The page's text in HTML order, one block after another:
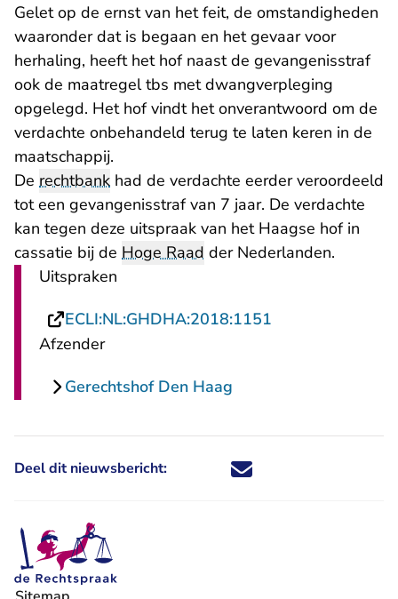
Gelet op de ernst van het feit, de omstandigheden
waaronder dat is begaan en het gevaar voor
herhaling, heeft het hof naast de gevangenisstraf
ook de maatregel tbs met dwangverpleging
opgelegd. Het hof vindt het onverantwoord om de
verdachte onbehandeld terug te laten keren in de
maatschappij.
De rechtbank had de verdachte eerder veroordeeld
tot een gevangenisstraf van 7 jaar. De verdachte
kan tegen deze uitspraak van het Haagse hof in
cassatie bij de Hoge Raad der Nederlanden.
Uitspraken
ECLI:NL:GHDHA:2018:1151
Afzender
Gerechtshof Den Haag
Deel dit nieuwsbericht: Deel dit nieuwsbericht via X -
Deel dit nieuwsbericht via
Deel dit nieuwsbericht
Deel dit